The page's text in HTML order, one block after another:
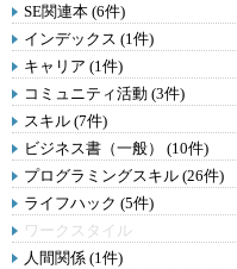
SE関連本 (6件)
インデックス (1件)
キャリア (1件)
コミュニティ活動 (3件)
スキル (7件)
ビジネス書（一般） (10件)
プログラミングスキル (26件)
ライフハック (5件)
ワークスタイル
人間関係 (1件)